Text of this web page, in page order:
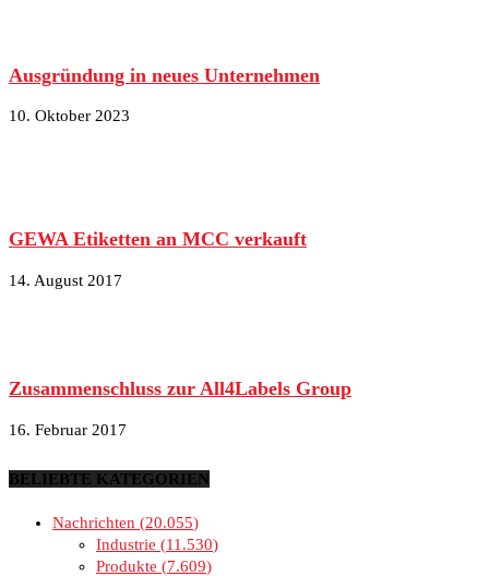
Ausgründung in neues Unternehmen
10. Oktober 2023
GEWA Etiketten an MCC verkauft
14. August 2017
Zusammenschluss zur All4Labels Group
16. Februar 2017
BELIEBTE KATEGORIEN
Nachrichten
20.055
Industrie
11.530
Produkte
7.609